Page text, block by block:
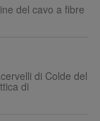
del cavo a fibre
di Colde del
di